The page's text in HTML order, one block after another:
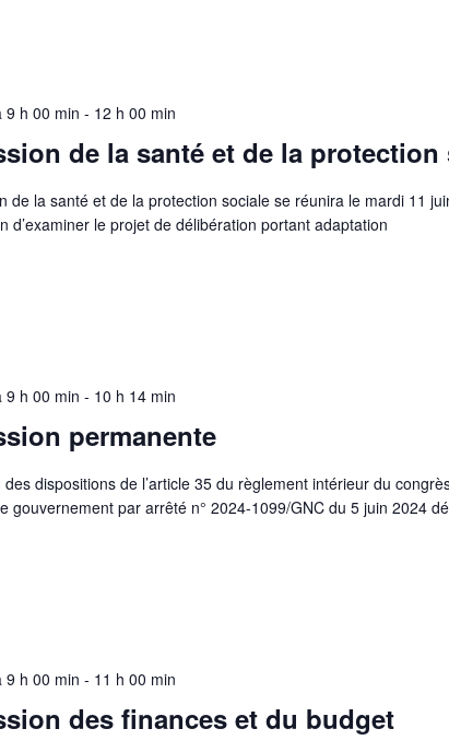
de la santé et de la protection
9 h 00 min - 12 h 00 min
de la santé et de la protection sociale se réunira le mardi 11
d’examiner le projet de délibération portant adaptation
permanente
9 h 00 min - 10 h 14 min
des dispositions de l’article 35 du règlement intérieur du
gouvernement par arrêté n° 2024-1099/GNC du 5 juin 2024
des finances et du budget
9 h 00 min - 11 h 00 min